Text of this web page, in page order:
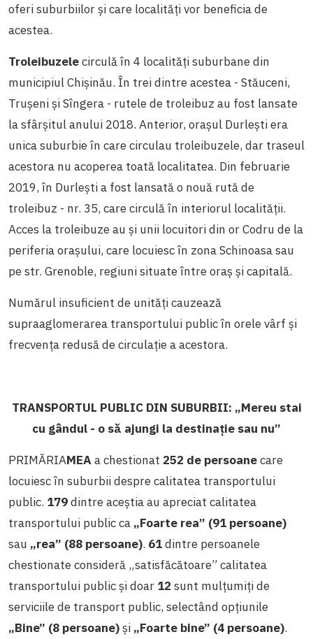
oferi suburbiilor și care localități vor beneficia de
acestea.
Troleibuzelecirculă în 4 localități suburbane din
municipiul Chișinău. În trei dintre acestea - Stăuceni,
Trușeni și Sîngera - rutele de troleibuz au fost lansate
la sfârșitul anului 2018. Anterior, orașul Durlești era
unica suburbie în care circulau troleibuzele, dar traseul
acestora nu acoperea toată localitatea. Din februarie
2019, în Durlești a fost lansată o nouă rută de
troleibuz - nr. 35, care circulă în interiorul localității.
Acces la troleibuze au și unii locuitori din or Codru de la
periferia orașului, care locuiesc în zona Schinoasa sau
pe str. Grenoble, regiuni situate între oraș și capitală.
Numărul insuficient de unități cauzează
supraaglomerarea transportului public în orele vârf și
frecvența redusă de circulație a acestora.
TRANSPORTUL PUBLIC DIN SUBURBII: „Mereu stai
cu gândul - o să ajungi la destinație sau nu”
PRIMĂRIAMEAa chestionat 252 de persoanecare
locuiesc în suburbii despre calitatea transportului
public. 179dintre aceștia au apreciat calitatea
transportului public ca „Foarte rea” (91 persoane)
sau „rea” (88 persoane). 61dintre persoanele
chestionate consideră „satisfăcătoare” calitatea
transportului public și doar 12 sunt mulțumiți de
serviciile de transport public, selectând opțiunile
„Bine” (8 persoane)și „Foarte bine” (4 persoane).